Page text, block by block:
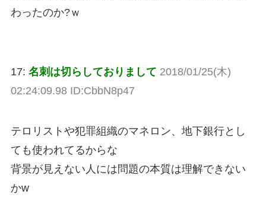
わったのか?ｗ
17: 名刺は切らしておりまして 2018/01/25(木)
02:24:09.98 ID:CbbN8p47
テロリストや犯罪組織のマネロン、地下銀行とし
ても使われてるからな
背景が見えない人には問題の本質は理解できない
かw